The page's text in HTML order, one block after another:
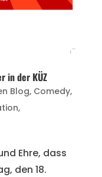
in der KÜZ
Blog, Comedy,
,
Ehre, dass
den 18.